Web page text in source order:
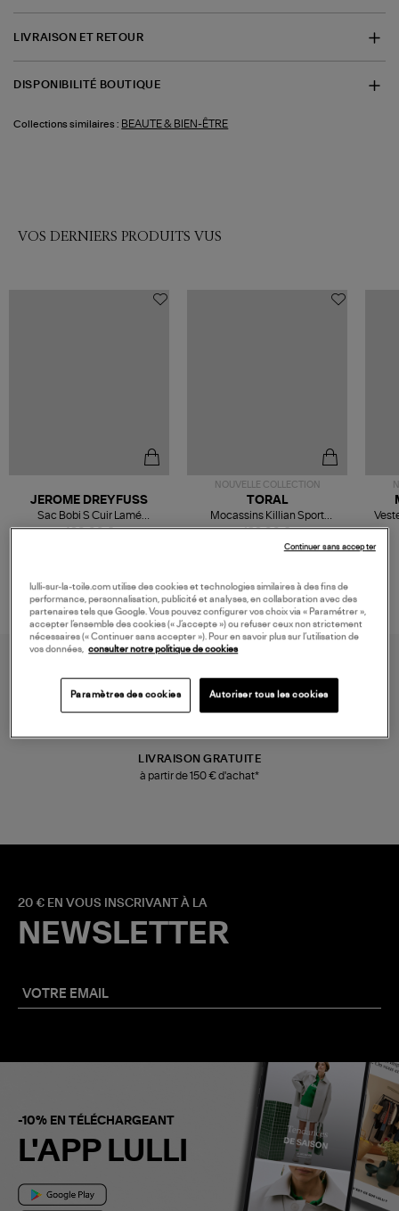
LIVRAISON ET RETOUR
DISPONIBILITÉ BOUTIQUE
Collections similaires : BEAUTE & BIEN-ÊTRE
VOS DERNIERS PRODUITS VUS
480,00 €
JEROME DREYFUSS
Sac Bobi S Cuir Lamé
Champagne
NOUVELLE COLLECTION
189,00 €
TORAL
Mocassins Killian Sport
Mousse
LIVRAISON GRATUITE
à partir de 150 € d'achat*
20 € EN VOUS INSCRIVANT À LA
NEWSLETTER
-10% EN TÉLÉCHARGEANT
L'APP LULLI
lulli-sur-la-toile.com utilise des cookies et technologies similaires à des fins de
performance, personnalisation, publicité et analyses, en collaboration avec des
partenaires tels que Google. Vous pouvez configurer vos choix via « Paramétrer »,
accepter l’ensemble des cookies (« J’accepte ») ou refuser ceux non strictement
nécessaires (« Continuer sans accepter »). Pour en savoir plus sur l’utilisation de
vos données, consulter notre politique de cookies
Paramètres des cookies Autoriser tous les cookies
Continuer sans accepter